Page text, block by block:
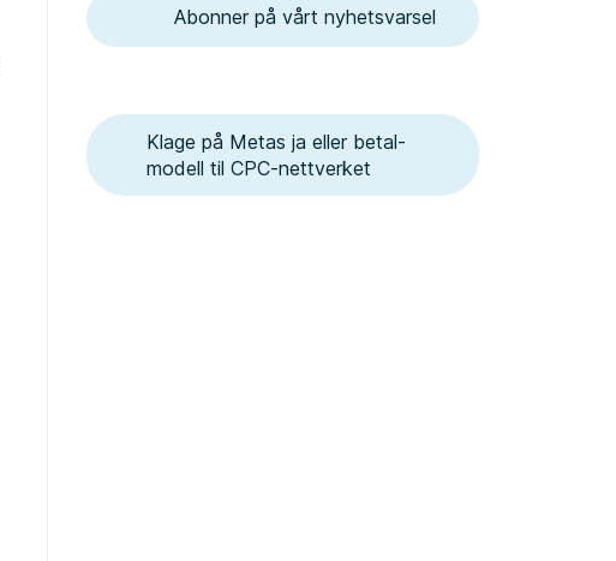
Abonner på vårt nyhetsvarsel
Klage på Metas ja eller betal-
modell til CPC-nettverket